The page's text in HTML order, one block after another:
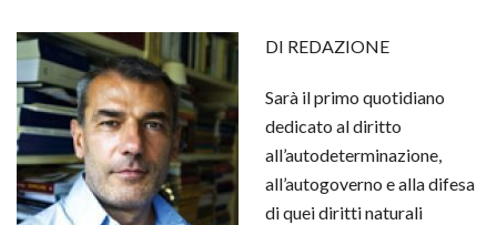
DI REDAZIONE
Sarà il primo quotidiano
dedicato al diritto
all’autodeterminazione,
all’autogoverno e alla difesa
di quei diritti naturali